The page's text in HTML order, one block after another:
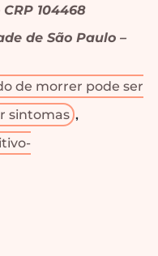
104468
de São Paulo –
de morrer pode ser
sintomas ,